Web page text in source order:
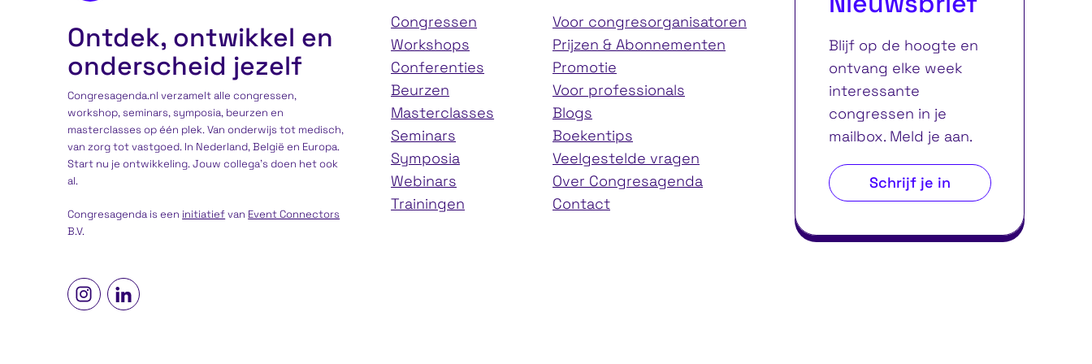
Ontdek, ontwikkel en
onderscheid jezelf
Congresagenda.nl verzamelt alle congressen,
workshop, seminars, symposia, beurzen en
masterclasses op één plek. Van onderwijs tot medisch,
van zorg tot vastgoed. In Nederland, België en Europa.
Start nu je ontwikkeling. Jouw collega’s doen het ook
al.
Congresagenda is een initiatiefvan Event Connectors
B.V.
Congressen
Workshops
Conferenties
Beurzen
Masterclasses
Seminars
Symposia
Webinars
Trainingen
Voor congresorganisatoren
Prijzen & Abonnementen
Promotie
Voor professionals
Blogs
Boekentips
Veelgestelde vragen
Over Congresagenda
Contact
Blijf op de hoogte en
ontvang elke week
interessante
congressen in je
mailbox. Meld je aan.
Schrijf je in